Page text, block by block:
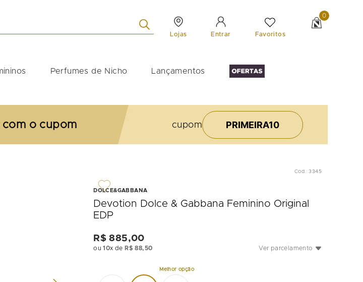
Lojas Entrar Favoritos
0
Perfumes de Nicho Lançamentos
com o cupom cupom PRIMEIRA10
Cod. :3345
DOLCE&GABBANA
Devotion Dolce & Gabbana Feminino Original
EDP
R$ 885,00
ou10x de R$ 88,50 Ver parcelamento